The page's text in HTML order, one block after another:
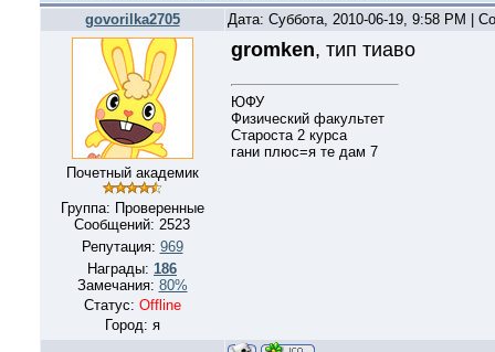
govorilka2705 Дата: Суббота, 2010-06-19, 9:58 PM |
Почетный академик
Группа: Проверенные
Сообщений: 2523
Репутация: 969
Награды: 186
Замечания: 80%
Статус: Offline
Город: я
gromken, тип тиаво
ЮФУ
Физический факультет
Староста 2 курса
гани плюс=я те дам 7